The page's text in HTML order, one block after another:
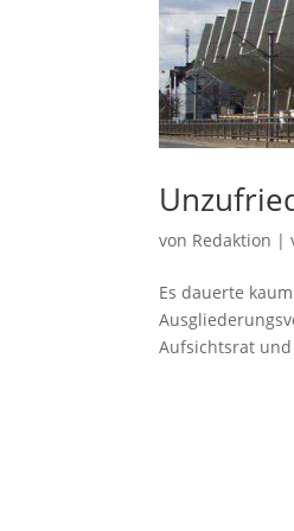
von Redaktion |
Es dauerte
Aufsichtsrat